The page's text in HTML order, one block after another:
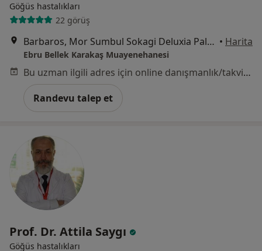
Göğüs hastalıkları
22 görüş
Barbaros, Mor Sumbul Sokagi Deluxia Palace Kat:3 Daire:74, 34746 Ataşehir/İstanbul, Ataşehir • Harita
Ebru Bellek Karakaş Muayenehanesi
Bu uzman ilgili adres için online danışmanlık/takvim sunmuyor.
Randevu talep et
Prof. Dr. Attila Saygı
Göğüs hastalıkları